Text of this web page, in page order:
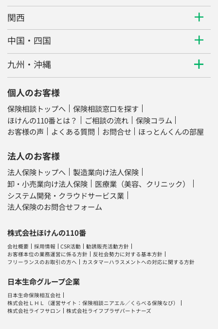
関西
中国・四国
九州・沖縄
個人のお客様
保険相談トップへ
保険相談窓口を探す
ほけんの110番とは？
ご相談の流れ
保険コラム
お客様の声
よくある質問 お問合せ ほっとんくんの部屋
法人のお客様
法人保険トップへ
製造業向け法人保険
卸・小売業向け法人保険
医療業（美容、クリニック）
システム開発・クラウドサービス業
法人保険のお問合せフォーム
株式会社ほけんの110番
会社概要 採用情報 CSR活動
勧誘販売活動方針
お客様本位の業務運営に係る方針
反社会勢力に対する基本方針
フリーランスのお取引の方へ
カスタマーハラスメントへの対応に関する方針
日本生命グループ企業
日本生命保険相互会社
株式会社ＬＨＬ （運営サイト：保険相談ニアエル／ くらべる保険なび）
株式会社ライフサロン
株式会社ライフプラザパートナーズ